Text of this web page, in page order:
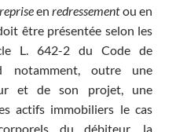
enredressementou en
être présentée selon les
L. 642-2 du Code de
notamment, outre une
et de son projet, une
actifs immobiliers le cas
du débiteur, la